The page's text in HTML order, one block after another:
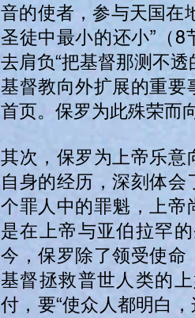
音的使者，参与天国在
圣徒中最小的还小”（8
去肩负“把基督那测不
基督教向外扩展的重要
首页。保罗为此殊荣而
其次，保罗为上帝乐意
自身的经历，深刻体
个罪人中的罪魁，上帝
是在上帝与亚伯拉罕
今，保罗除了领受使命
基督拯救普世人类的
付，要“使众人都明白